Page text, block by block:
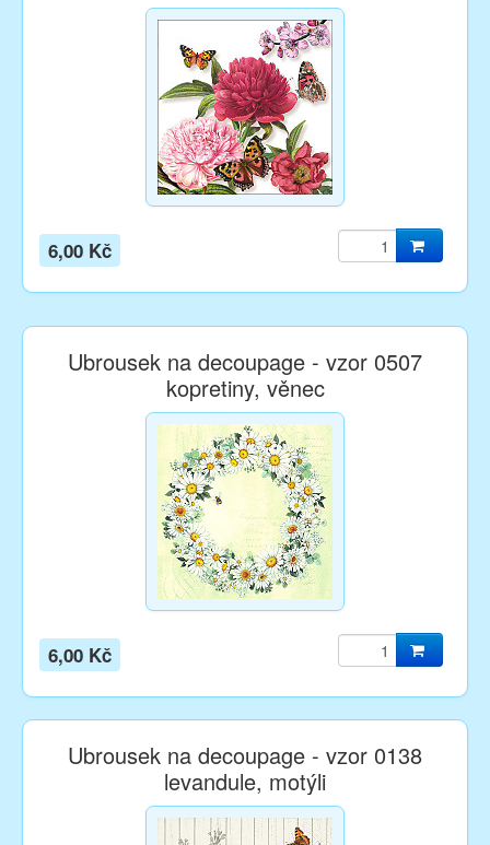
6,00 Kč
Ubrousek na decoupage - vzor 0507
kopretiny, věnec
6,00 Kč
Ubrousek na decoupage - vzor 0138
levandule, motýli